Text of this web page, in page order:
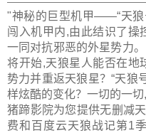
"神秘的巨型机甲——“天狼
闯入机甲内,由此结识了操
一同对抗邪恶的外星势力
将开始,天狼星人能否在地
势力并重返天狼星？“天狼
样炫酷的变化？一切的一
猪蹄影院为您提供无删减
费和百度云天狼战记第1